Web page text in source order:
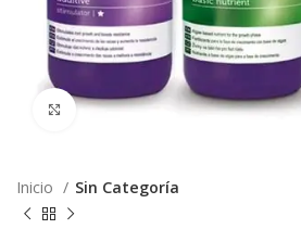
Click to enlarge
Inicio Sin Categoría